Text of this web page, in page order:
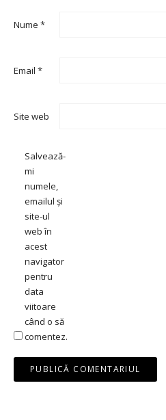
Nume *
Email *
Site web
Salvează-
mi
numele,
emailul și
site-ul
web în
acest
navigator
pentru
data
viitoare
când o să
comentez.